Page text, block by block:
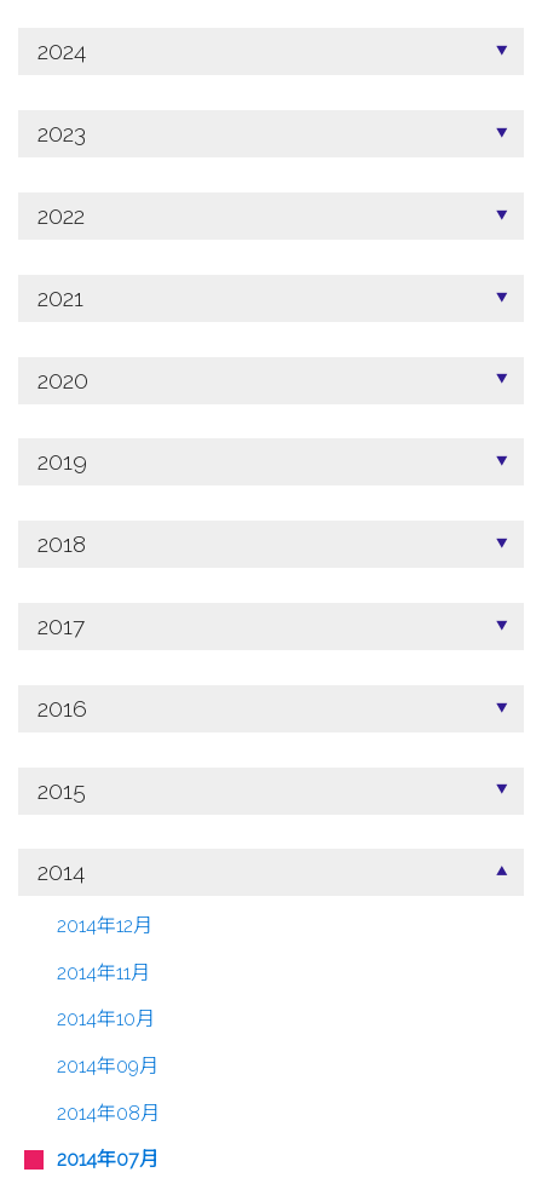
2024
2023
2022
2021
2020
2019
2018
2017
2016
2015
2014
2014年12月
2014年11月
2014年10月
2014年09月
2014年08月
2014年07月